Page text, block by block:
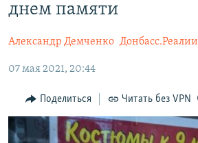
главной
ВернутсяИНТЕРАКТИВ
ИНФОГРАФИКА
ТЕЛЕПРОЕКТ КРЫМ.РЕАЛИИ
СОВЕТЫ ПРАВОЗАЩИТНИКОВ
РАДІО СВОБОДА
КАК ОБОЙТИ БЛОКИРОВКУ
Qırımtatar
днем памяти
Александр Демченко Донбасс.Реалии
07 мая 2021, 20:44
Поделиться Читать без VPN